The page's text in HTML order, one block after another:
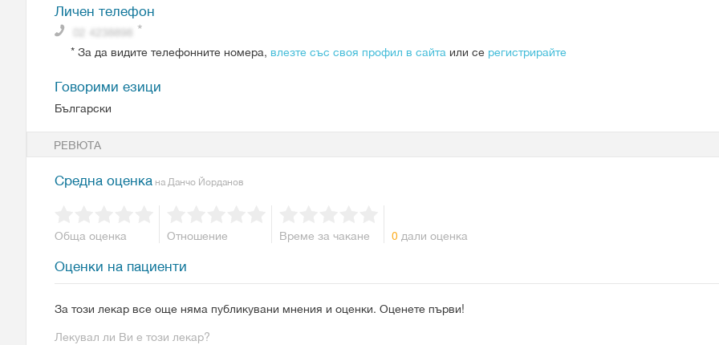
Личен телефон
* За да видите телефонните номера, влезте със своя профил в сайта или се регистрирайте
Говорими езици
Български
РЕВЮТА
Средна оценка на Данчо Йорданов
Обща оценка Отношение Време за чакане 0 дали оценка
Оценки на пациенти
За този лекар все още няма публикувани мнения и оценки. Оценете първи!
Лекувал ли Ви е този лекар?